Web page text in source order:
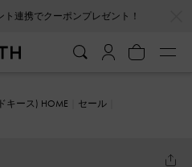
ト連携でクーポンプレゼント！
キース) HOME
セール